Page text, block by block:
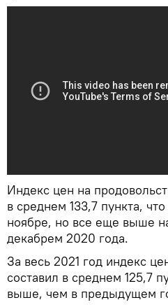
Индекс цен на
в среднем 133,7 пункта,
ноябре, но все еще выше
декабрем 2020 года.
За весь 2021 год индекс
составил в среднем 125,7
выше, чем в предыдущем